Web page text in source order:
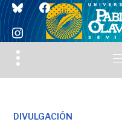
blueskyfacebook
instagram
Toggle
sidebar
DIVULGACIÓN